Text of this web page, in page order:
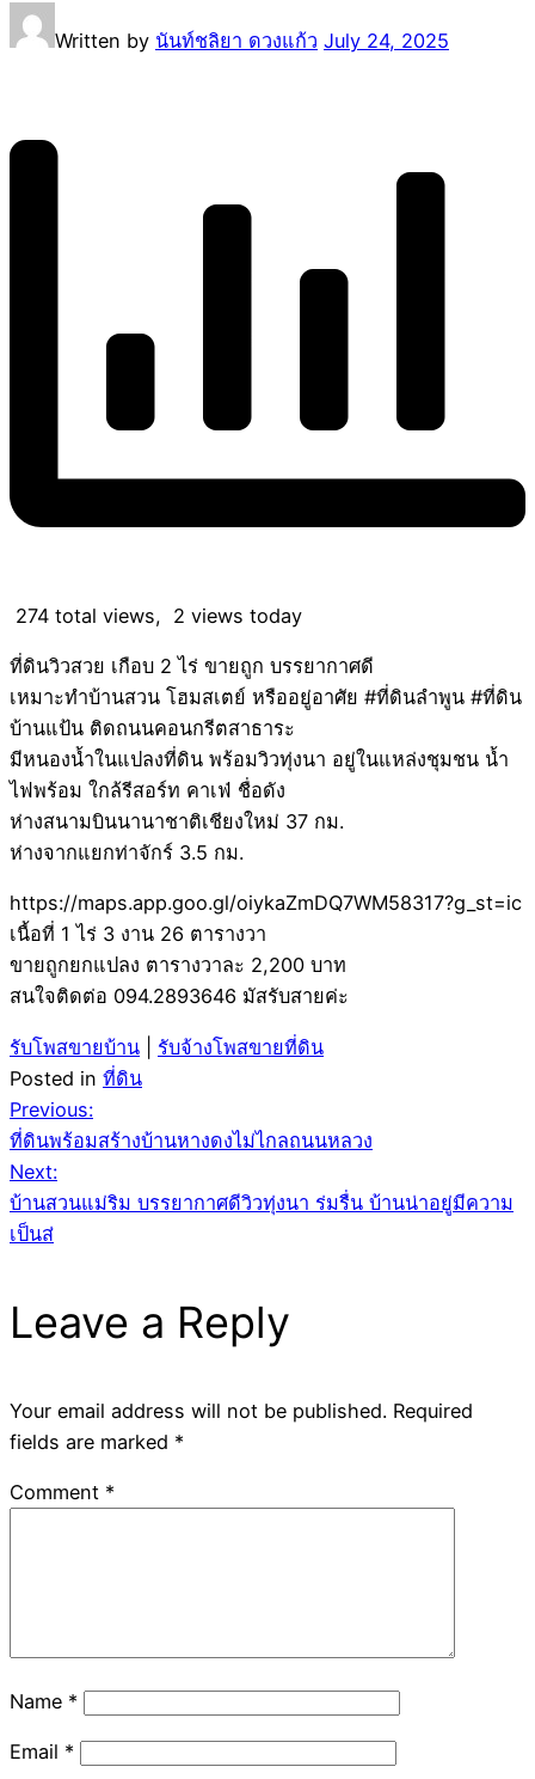
Written by นันท์ชลิยา ดวงแก้ว July 24, 2025
274 total views, 2 views today
ที่ดินวิวสวย เกือบ 2 ไร่ ขายถูก บรรยากาศดี
เหมาะทำบ้านสวน โฮมสเตย์ หรืออยู่อาศัย #ที่ดินลำพูน #ที่ดิน
บ้านแป้น ติดถนนคอนกรีตสาธาระ
มีหนองน้ำในแปลงที่ดิน พร้อมวิวทุ่งนา อยู่ในแหล่งชุมชน น้ำ
ไฟพร้อม ใกล้รีสอร์ท คาเฟ่ ชื่อดัง
ห่างสนามบินนานาชาติเชียงใหม่ 37 กม.
ห่างจากแยกท่าจักร์ 3.5 กม.
https://maps.app.goo.gl/oiykaZmDQ7WM58317?g_st=ic
เนื้อที่ 1 ไร่ 3 งาน 26 ตารางวา
ขายถูกยกแปลง ตารางวาละ 2,200 บาท
สนใจติดต่อ 094.2893646 มัสรับสายค่ะ
รับโพสขายบ้าน
รับจ้างโพสขายที่ดิน
Posted in ที่ดิน
Post
navigation
Previous:
ที่ดินพร้อมสร้างบ้านหางดงไม่ไกลถนนหลวง
Next:
บ้านสวนแม่ริม บรรยากาศดีวิวทุ่งนา ร่มรื่น บ้านน่าอยู่มีความ
เป็นส่
Leave a Reply
Your email address will not be published. Required
fields are marked *
Comment *
Name *
Email *